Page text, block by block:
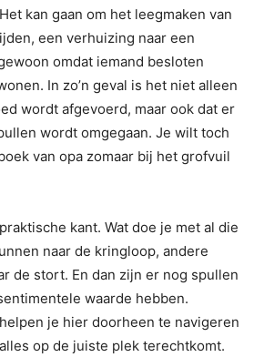
kan gaan om het leegmaken van
een verhuizing naar een
omdat iemand besloten
In zo’n geval is het niet alleen
wordt afgevoerd, maar ook dat er
wordt omgegaan. Je wilt toch
van opa zomaar bij het grofvuil
kant. Wat doe je met al die
naar de kringloop, andere
de stort. En dan zijn er nog spullen
waarde hebben.
je hier doorheen te navigeren
op de juiste plek terechtkomt.